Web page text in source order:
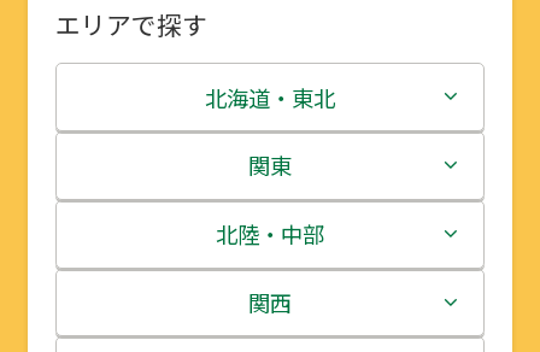
エリアで探す
北海道・東北
北海道
青森県
岩手県
関東
茨城県
栃木県
北陸・中部
新潟県
関西